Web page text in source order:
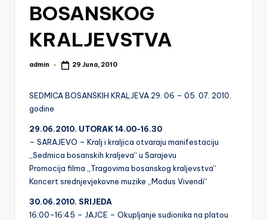
BOSANSKOG
KRALJEVSTVA
Posted
admin 29 Juna, 2010
SEDMICA BOSANSKIH KRALJEVA 29. 06 – 05. 07. 2010.
godine
29.06.2010. UTORAK 14.00-16.30
– SARAJEVO – Kralj i kraljica otvaraju manifestaciju
„Sedmica bosanskih kraljeva“ u Sarajevu
Promocija filma „Tragovima bosanskog kraljevstva“
Koncert srednjevjekovne muzike „Modus Vivendi“
30.06.2010. SRIJEDA
16:00-16:45 – JAJCE – Okupljanje sudionika na platou